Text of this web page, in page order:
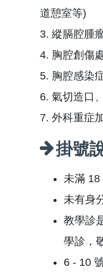
道憩室等)
3. 縱膈腔腫
4. 胸腔創傷
5. 胸腔感染
6. 氣切造口
7. 外科重症
掛號
未滿 18
未有身
教學診
學診，
6 - 10